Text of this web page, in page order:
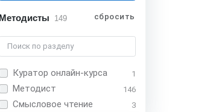
Методисты 149 сбросить
Куратор онлайн-курса 1
Методист 146
Смысловое чтение 3